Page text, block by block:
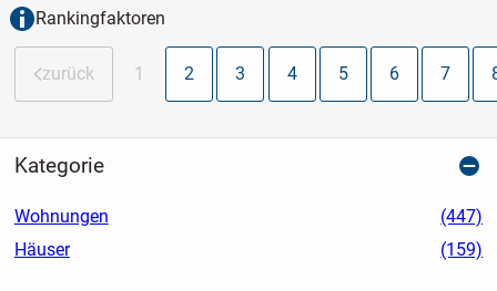
Rankingfaktoren
zurück 1 2 3 4 5 6 7
Kategorie
Wohnungen
(447)
Häuser
(159)